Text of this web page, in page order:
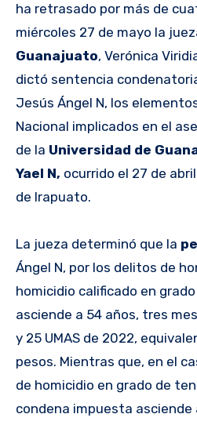
ha retrasado por más de
miércoles 27 de mayo la
Guanajuato, Verónica
dictó sentencia
Jesús Ángel N, los
Nacional implicados en el
de la Universidad de
Yael N, ocurrido el 27 de
de Irapuato.
La jueza determinó que la
Ángel N, por los delitos de
homicidio calificado en
asciende a 54 años, tres
y 25 UMAS de 2022,
pesos. Mientras que, en el
de homicidio en grado de
condena impuesta asciende